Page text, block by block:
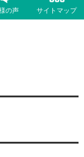
の声 サイトマップ